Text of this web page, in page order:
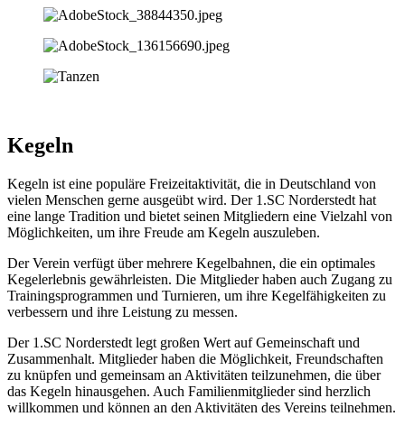
Kegeln
Kegeln ist eine populäre Freizeitaktivität, die in Deutschland von
vielen Menschen gerne ausgeübt wird. Der 1.SC Norderstedt hat
eine lange Tradition und bietet seinen Mitgliedern eine Vielzahl von
Möglichkeiten, um ihre Freude am Kegeln auszuleben.
Der Verein verfügt über mehrere Kegelbahnen, die ein optimales
Kegelerlebnis gewährleisten. Die Mitglieder haben auch Zugang zu
Trainingsprogrammen und Turnieren, um ihre Kegelfähigkeiten zu
verbessern und ihre Leistung zu messen.
Der 1.SC Norderstedt legt großen Wert auf Gemeinschaft und
Zusammenhalt. Mitglieder haben die Möglichkeit, Freundschaften
zu knüpfen und gemeinsam an Aktivitäten teilzunehmen, die über
das Kegeln hinausgehen. Auch Familienmitglieder sind herzlich
willkommen und können an den Aktivitäten des Vereins teilnehmen.